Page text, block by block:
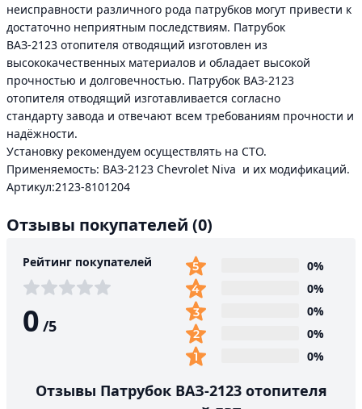
неисправности различного рода патрубков могут привести к
достаточно неприятным последствиям. Патрубок
ВАЗ-2123 отопителя отводящий изготовлен из
высококачественных материалов и обладает высокой
прочностью и долговечностью. Патрубок ВАЗ-2123
отопителя отводящий изготавливается согласно
стандарту завода и отвечают всем требованиям прочности и
надёжности.
Установку рекомендуем осуществлять на СТО.
Применяемость: ВАЗ-2123 Chevrolet Niva и их модификаций.
Артикул:2123-8101204
Отзывы покупателей (0)
Рейтинг покупателей
0 /5
0%
0%
0%
0%
0%
Отзывы Патрубок ВАЗ-2123 отопителя